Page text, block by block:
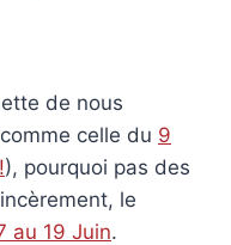
de nous
celle du 9
), pourquoi pas des
le
au 19 Juin.